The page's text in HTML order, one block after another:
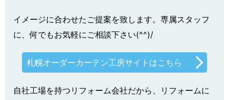
イメージに合わせたご提案を致します。専属スタッフ
に、何でもお気軽にご相談下さい(^^)/
札幌オーダーカーテン工房サイトはこちら
自社工場を持つリフォーム会社だから、リフォームに